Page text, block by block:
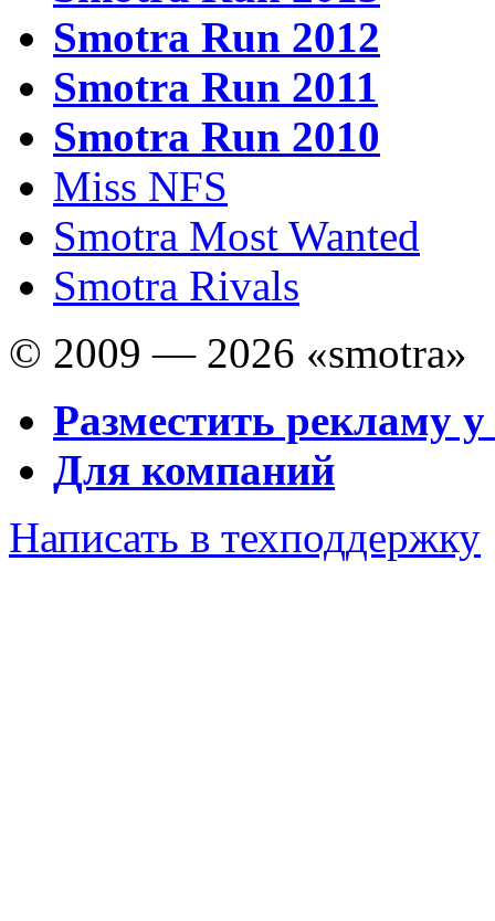
Smotra Run 2012
Smotra Run 2011
Smotra Run 2010
Miss NFS
Smotra Most Wanted
Smotra Rivals
© 2009 — 2026 «smotra»
Разместить рекламу у
Для компаний
Написать в техподдержку